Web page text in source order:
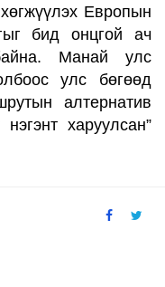
Европын
бид
онцгой ач
Манай улс
улс бөгөөд
алтернатив
нэгэнт харуулсан”